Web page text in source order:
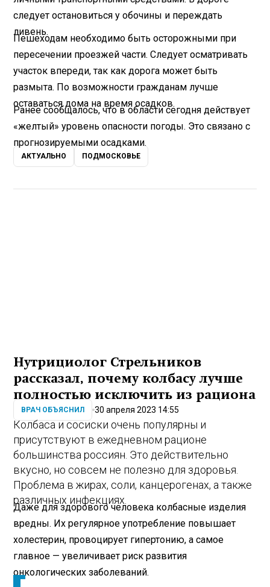
следует остановиться у обочины и переждать
ливень.
Пешеходам необходимо быть осторожными при
пересечении проезжей части. Следует осматривать
участок впереди, так как дорога может быть
размыта. По возможности гражданам лучше
оставаться дома на время осадков.
Ранее сообщалось, что в области сегодня действует
«желтый» уровень опасности погоды. Это связано с
прогнозируемыми осадками.
АКТУАЛЬНО ПОДМОСКОВЬЕ
Нутрициолог Стрельников
рассказал, почему колбасу лучше
полностью исключить из рациона
ВРАЧ ОБЪЯСНИЛ 30 апреля 2023 14:55
Колбаса и сосиски очень популярны и
присутствуют в ежедневном рационе
большинства россиян. Это действительно
вкусно, но совсем не полезно для здоровья.
Проблема в жирах, соли, канцерогенах, а также
различных инфекциях.
Даже для здорового человека колбасные изделия
вредны. Их регулярное употребление повышает
холестерин, провоцирует гипертонию, а самое
главное — увеличивает риск развития
онкологических заболеваний.